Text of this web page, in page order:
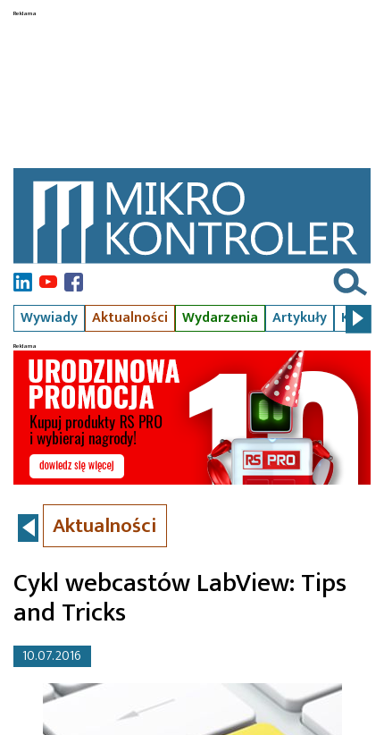
Wywiady Aktualności Wydarzenia Artykuły Kursy
Aktualności
Cykl webcastów LabView: Tips
and Tricks
10.07.2016